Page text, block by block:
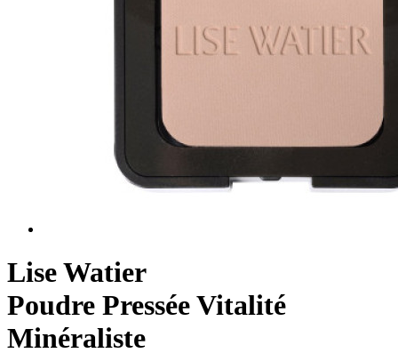
Lise Watier
Poudre Pressée Vitalité
Minéraliste